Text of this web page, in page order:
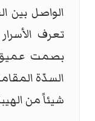
الواصل بين
تعرف
بصمت
السدّة
شيئاً من